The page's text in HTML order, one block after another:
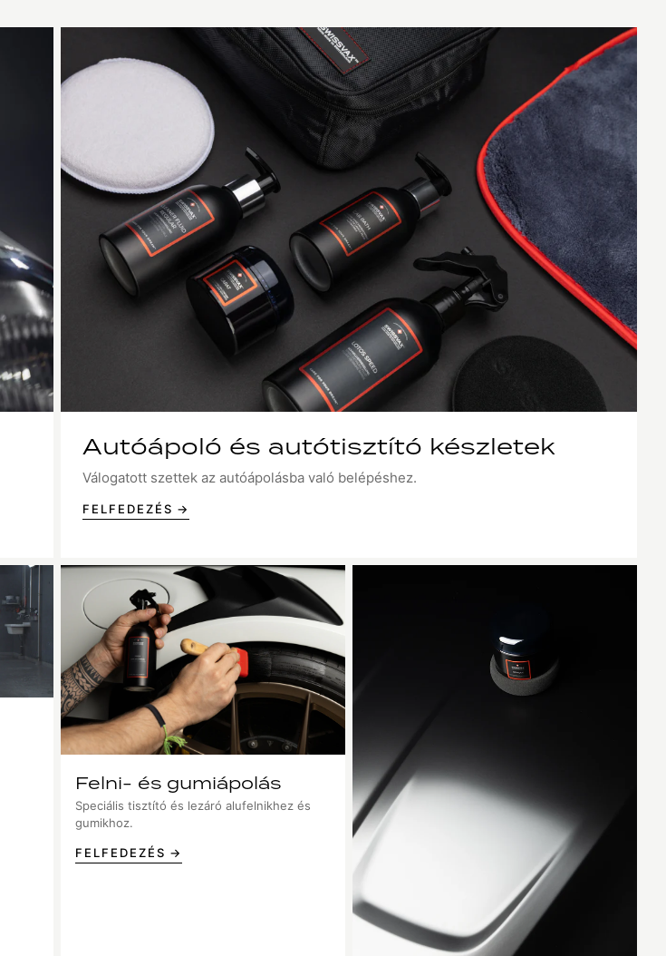
Autóápoló és autótisztító készletek
Válogatott szettek az autóápolásba való belépéshez.
FELFEDEZÉS →
Felni- és gumiápolás
Speciális tisztító és lezáró alufelnikhez és
gumikhoz.
FELFEDEZÉS →